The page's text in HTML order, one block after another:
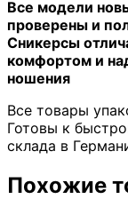
Все модели
проверены и
Сникерсы
комфортом и
ношения
Все товары
Готовы к
склада в
Похожие